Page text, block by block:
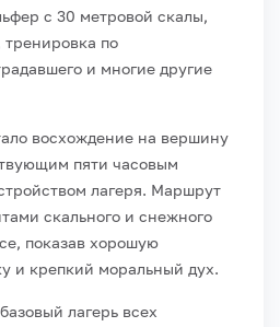
с 30 метровой скалы,
тренировка по
и многие другие
восхождение на вершину
пяти часовым
лагеря. Маршрут
скального и снежного
показав хорошую
и крепкий моральный дух.
лагерь всех